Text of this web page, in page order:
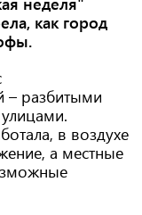
как город
– разбитыми
в воздухе
а местные